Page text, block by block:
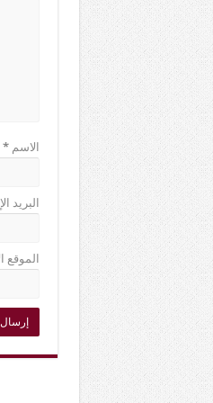
الاسم*
البريد
الموقع